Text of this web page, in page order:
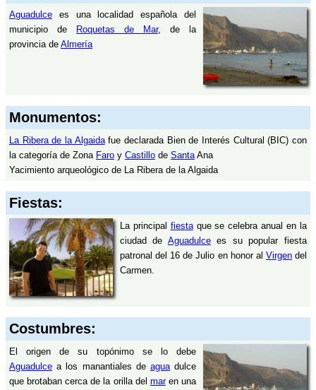
Aguadulce es una localidad española del
municipio de
Roquetas de Mar, de la
provincia de Almería
Monumentos:
La Ribera de la Algaidafue declarada Bien de Interés Cultural (BIC) con
la categoría de Zona Faro y Castillo de SantaAna
Yacimiento arqueológico de La Ribera de la Algaida
Fiestas:
La principal fiestaque se celebra anual en la
ciudad de Aguadulcees su popular fiesta
patronal del 16 de Julio en honor al Virgendel
Carmen.
Costumbres:
El origen de su topónimo se lo debe
Aguadulce a los manantiales de aguadulce
que brotaban cerca de la orilla del maren una